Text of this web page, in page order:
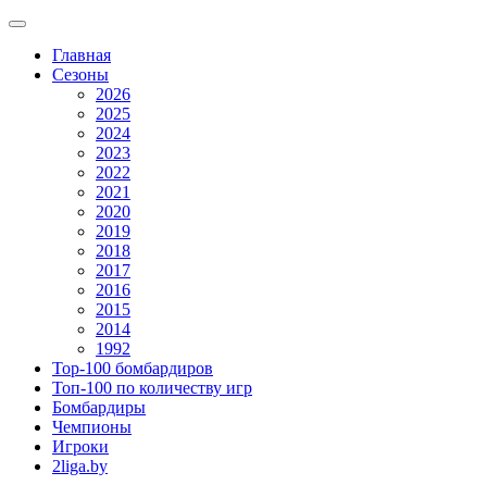
Главная
Сезоны
2026
2025
2024
2023
2022
2021
2020
2019
2018
2017
2016
2015
2014
1992
Top-100 бомбардиров
Топ-100 по количеству игр
Бомбардиры
Чемпионы
Игроки
2liga.by